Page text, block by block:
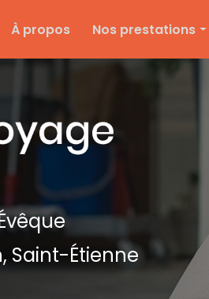
À propos Nos prestations
Nettoyage
Ponçage et
Nettoyage de textile
Nettoyage de
Nettoyage de vitre
Saint-Étienne